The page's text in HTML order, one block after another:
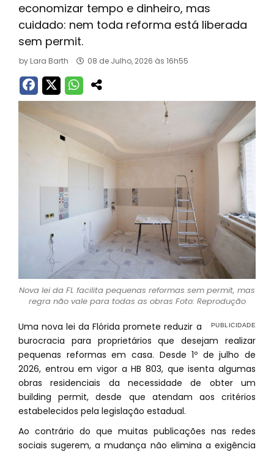
economizar tempo e dinheiro, mas
cuidado: nem toda reforma está liberada
sem permit.
by Lara Barth 08 de Julho, 2026 às 16h55
Nova lei da FL facilita pequenas reformas sem permit, mas
regra não vale para todas as obras Foto: Reprodução
Uma nova lei da Flórida promete reduzir a
burocracia para proprietários que desejam realizar
pequenas reformas em casa. Desde 1º de julho de
2026, entrou em vigor a HB 803, que isenta algumas
obras residenciais da necessidade de obter um
building permit, desde que atendam aos critérios
estabelecidos pela legislação estadual.
Ao contrário do que muitas publicações nas redes
sociais sugerem, a mudança não elimina a exigência